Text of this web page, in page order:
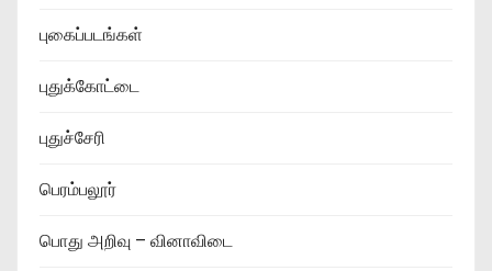
புகைப்படங்கள்
புதுக்கோட்டை
புதுச்சேரி
பெரம்பலூர்
பொது அறிவு – வினாவிடை